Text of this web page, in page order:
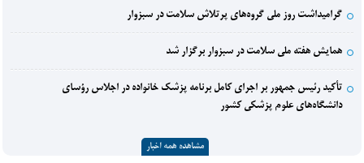
مشاهده همه اخبار
گرامیداشت روز ملی گروه‌های پرتلاش سلامت در سبزوار
همایش هفته ملی سلامت در سبزوار برگزار شد
تأکید رئیس جمهور بر اجرای کامل برنامه پزشک خانواده در اجلاس رؤسای
دانشگاه‌های علوم پزشکی کشور